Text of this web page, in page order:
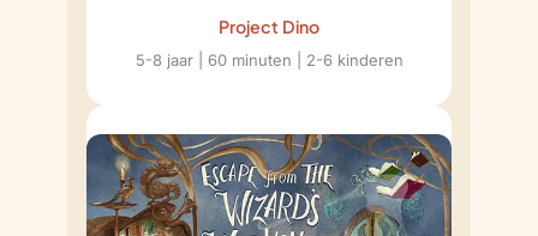
Project Dino
5-8 jaar | 60 minuten | 2-6 kinderen